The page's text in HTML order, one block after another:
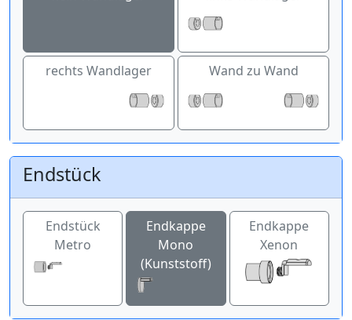
rechts Wandlager Wand zu Wand
Endstück
Endstück
Metro
Endkappe
Mono
(Kunststoff)
Endkappe
Xenon